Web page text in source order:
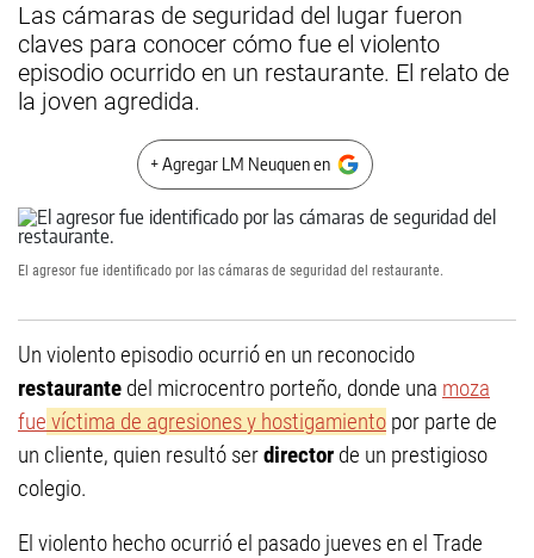
Las cámaras de seguridad del lugar fueron
claves para conocer cómo fue el violento
episodio ocurrido en un restaurante. El relato de
la joven agredida.
+ Agregar LM Neuquen en
El agresor fue identificado por las cámaras de seguridad del restaurante.
Un violento episodio ocurrió en un reconocido
restaurante del microcentro porteño, donde una moza
fue víctima de agresiones y hostigamiento por parte de
un cliente, quien resultó serdirector de un prestigioso
colegio.
El violento hecho ocurrió el pasado jueves en el Trade